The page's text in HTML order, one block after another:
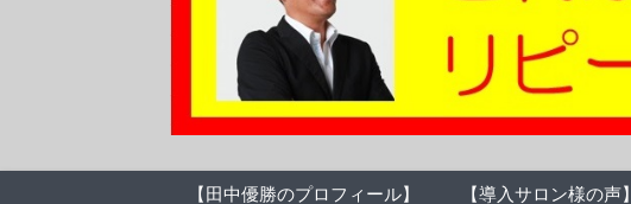
【田中優勝のプロフィール】 【導入サロン様の声】